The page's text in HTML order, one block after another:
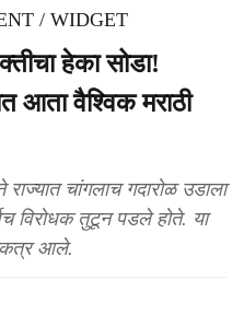
/ WIDGET
हेका सोडा!
आता वैश्विक मराठी
चांगलाच गदारोळ उडाला
विरोधक तुटून पडले होते. या
आले.